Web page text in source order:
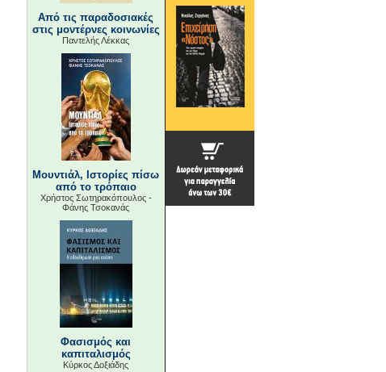
Από τις παραδοσιακές
στις μοντέρνες κοινωνίες
Παντελής Λέκκας
Μουντιάλ, Ιστορίες πίσω
από το τρόπαιο
Χρήστος Σωτηρακόπουλος -
Φάνης Τσοκανάς
Φασισμός και
καπιταλισμός
Κύρκος Δοξιάδης